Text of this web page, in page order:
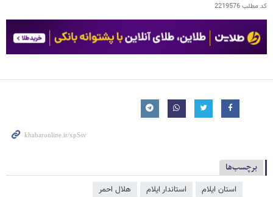
کد مطلب2219576
برچسب‌ها
استان ایلام استاندار ایلام هلال احمر